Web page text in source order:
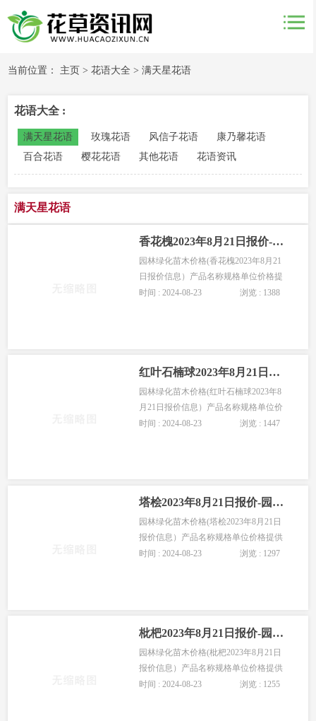
当前位置： 主页 >花语大全 >满天星花语
花语大全 :
满天星花语 玫瑰花语 风信子花语
康乃馨花语
百合花语
樱花花语 其他花语 花语资讯
满天星花语
香花槐2023年8月21日报价-园林苗木香花槐价格
园林绿化苗木价格(香花槐2023年8月21
日报价信息）产品名称规格单位价格提
供商高度:120cm 胸径:3cm 冠幅:50cm 9高
时间 : 2024-08-23 浏览 : 1388
红叶石楠球2023年8月21日报价-园林苗木红叶石楠球价格
园林绿化苗木价格(红叶石楠球2023年8
月21日报价信息）产品名称规格单位价
格提供商高度:60cm 冠幅:50cm 棵20冠
时间 : 2024-08-23 浏览 : 1447
塔桧2023年8月21日报价-园林苗木塔桧价格
园林绿化苗木价格(塔桧2023年8月21日
报价信息）产品名称规格单位价格提供
商高度:100cm 株15高度:50cm 冠幅:7cm
时间 : 2024-08-23 浏览 : 1297
枇杷2023年8月21日报价-园林苗木枇杷价格
园林绿化苗木价格(枇杷2023年8月21日
报价信息）产品名称规格单位价格提供
商高度:350cm 胸径:5cm 冠幅:150cm 棵50
时间 : 2024-08-23 浏览 : 1255